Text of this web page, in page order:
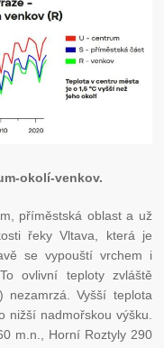
okolí-venkov.
příměstská oblast a už
řeky Vltava, která je
se vypouští vrchem i
ovlivní teploty zvláště
Vyšší teplota
nižší nadmořskou výšku.
m.n., Horní Roztyly 290